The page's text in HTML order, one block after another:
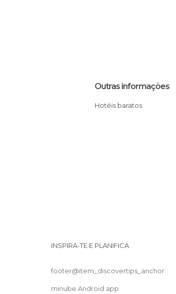
Outras informações
Hotéis baratos
INSPIRA-TE E PLANIFICA
footer@item_discovertips_anchor
minube Android app